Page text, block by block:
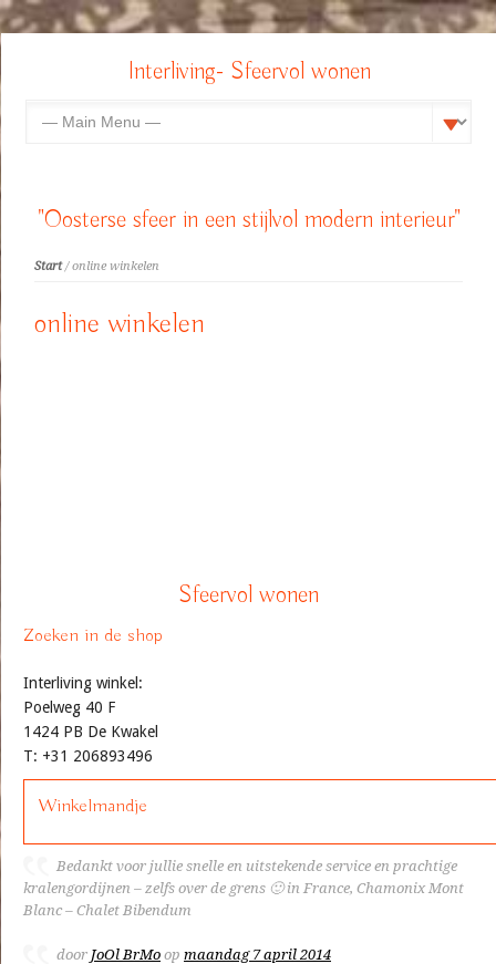
Interliving- Sfeervol wonen
"Oosterse sfeer in een stijlvol modern interieur"
Start/ online winkelen
online winkelen
Sfeervol wonen
Zoeken in de shop
Interliving winkel:
Poelweg 40 F
1424 PB De Kwakel
T: +31 206893496
Winkelmandje
Bedankt voor jullie snelle en uitstekende service en prachtige
kralengordijnen – zelfs over de grens 🙂 in France, Chamonix Mont
Blanc – Chalet Bibendum
door JoOl BrMo op maandag 7 april 2014